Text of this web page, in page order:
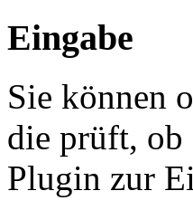
Eingabe
Sie können
die prüft, ob
Plugin zur